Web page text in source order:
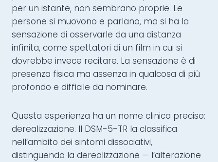
per un istante, non sembrano proprie. Le
persone si muovono e parlano, ma si ha la
sensazione di osservarle da una distanza
infinita, come spettatori di un film in cui si
dovrebbe invece recitare. La sensazione è di
presenza fisica ma assenza in qualcosa di più
profondo e difficile da nominare.
Questa esperienza ha un nome clinico preciso:
derealizzazione. Il DSM-5-TR la classifica
nell’ambito dei sintomi dissociativi,
distinguendo la derealizzazione — l’alterazione